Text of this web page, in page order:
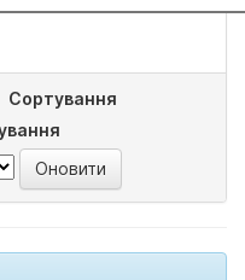
Сортування